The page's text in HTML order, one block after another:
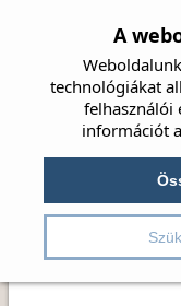
Címlap
Beszámolók
A
A
technológiákat
felhasználói
információt a